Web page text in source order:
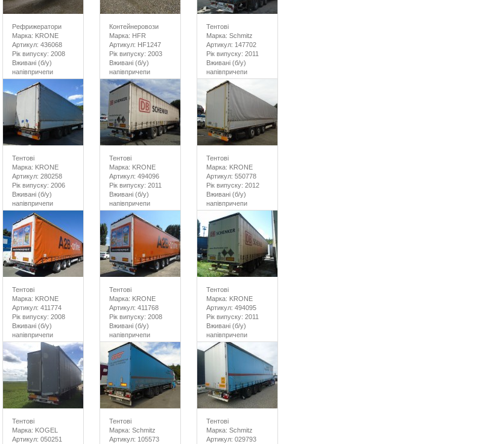
Рефрижератори
Марка: KRONE
Артикул: 436068
Рік випуску: 2008
Вживані (б/у)
напівпричепи
Контейнеровози
Марка: HFR
Артикул: HF1247
Рік випуску: 2003
Вживані (б/у)
напівпричепи
Тентові
Марка: Schmitz
Артикул: 147702
Рік випуску: 2011
Вживані (б/у)
напівпричепи
Тентові
Марка: KRONE
Артикул: 280258
Рік випуску: 2006
Вживані (б/у)
напівпричепи
Тентові
Марка: KRONE
Артикул: 494096
Рік випуску: 2011
Вживані (б/у)
напівпричепи
Тентові
Марка: KRONE
Артикул: 550778
Рік випуску: 2012
Вживані (б/у)
напівпричепи
Тентові
Марка: KRONE
Артикул: 411774
Рік випуску: 2008
Вживані (б/у)
напівпричепи
Тентові
Марка: KRONE
Артикул: 411768
Рік випуску: 2008
Вживані (б/у)
напівпричепи
Тентові
Марка: KRONE
Артикул: 494095
Рік випуску: 2011
Вживані (б/у)
напівпричепи
Тентові
Марка: KOGEL
Артикул: 050251
Тентові
Марка: Schmitz
Артикул: 105573
Тентові
Марка: Schmitz
Артикул: 029793